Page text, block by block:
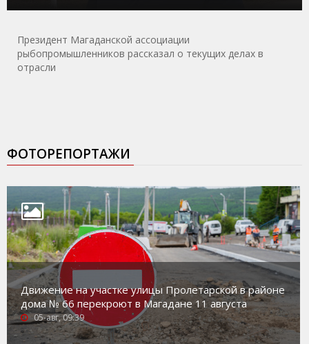
Президент Магаданской ассоциации
рыбопромышленников рассказал о текущих делах в
отрасли
ФОТОРЕПОРТАЖИ
Движение на участке улицы Пролетарской в районе
дома № 66 перекроют в Магадане 11 августа
05-авг, 09:39